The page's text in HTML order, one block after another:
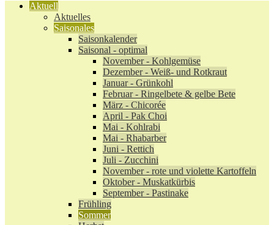
Aktuell
Aktuelles
Saisonales
Saisonkalender
Saisonal - optimal
November - Kohlgemüse
Dezember - Weiß- und Rotkraut
Januar - Grünkohl
Februar - Ringelbete & gelbe Bete
März - Chicorée
April - Pak Choi
Mai - Kohlrabi
Mai - Rhabarber
Juni - Rettich
Juli - Zucchini
November - rote und violette Kartoffeln
Oktober - Muskatkürbis
September - Pastinake
Frühling
Sommer